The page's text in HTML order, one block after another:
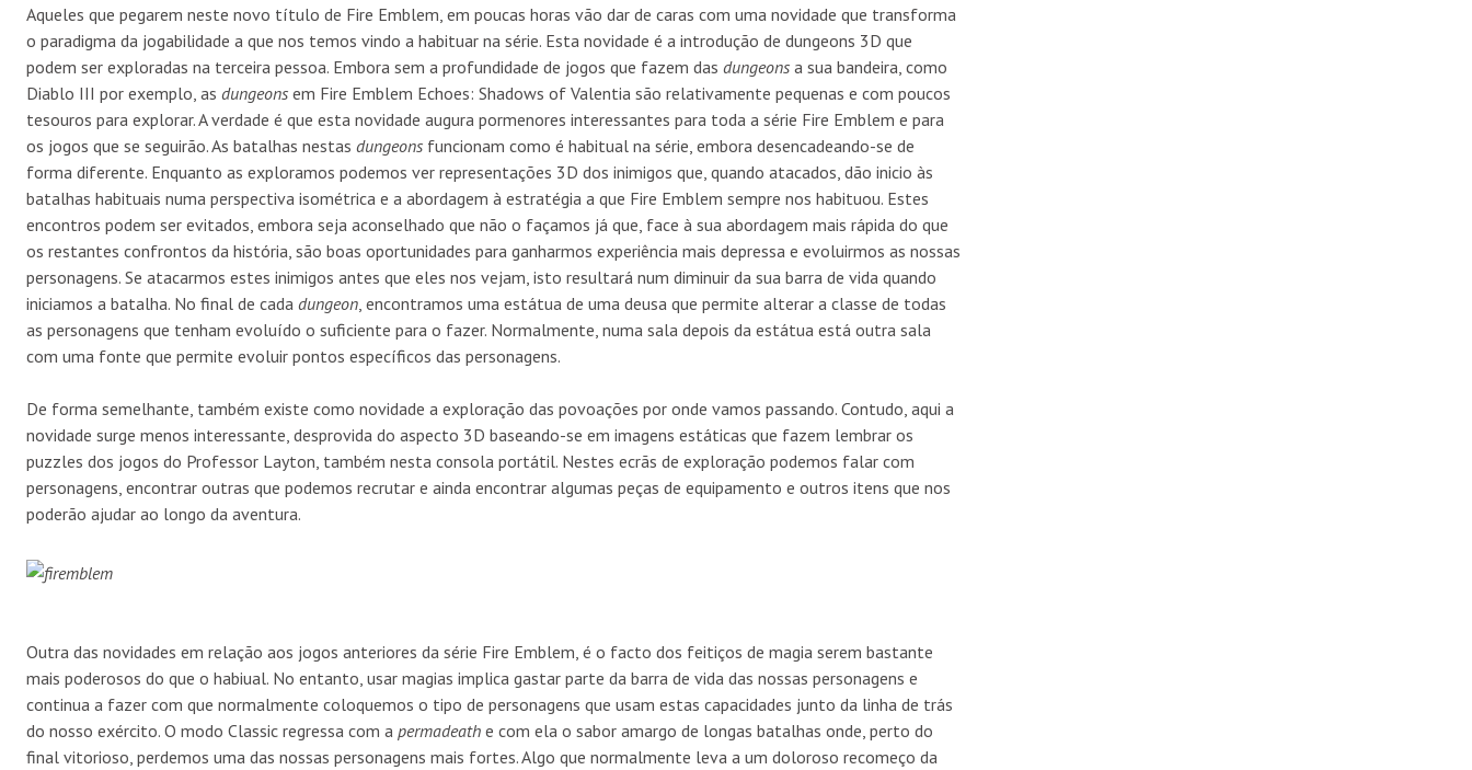
Aqueles que pegarem neste novo título de Fire Emblem, em poucas horas vão dar de caras com uma novidade que transforma
o paradigma da jogabilidade a que nos temos vindo a habituar na série. Esta novidade é a introdução de dungeons 3D que
podem ser exploradas na terceira pessoa. Embora sem a profundidade de jogos que fazem das dungeons a sua bandeira, como
Diablo III por exemplo, as dungeons em Fire Emblem Echoes: Shadows of Valentia são relativamente pequenas e com poucos
tesouros para explorar. A verdade é que esta novidade augura pormenores interessantes para toda a série Fire Emblem e para
os jogos que se seguirão. As batalhas nestas dungeons funcionam como é habitual na série, embora desencadeando-se de
forma diferente. Enquanto as exploramos podemos ver representações 3D dos inimigos que, quando atacados, dão inicio às
batalhas habituais numa perspectiva isométrica e a abordagem à estratégia a que Fire Emblem sempre nos habituou. Estes
encontros podem ser evitados, embora seja aconselhado que não o façamos já que, face à sua abordagem mais rápida do que
os restantes confrontos da história, são boas oportunidades para ganharmos experiência mais depressa e evoluirmos as nossas
personagens. Se atacarmos estes inimigos antes que eles nos vejam, isto resultará num diminuir da sua barra de vida quando
iniciamos a batalha. No final de cada dungeon, encontramos uma estátua de uma deusa que permite alterar a classe de todas
as personagens que tenham evoluído o suficiente para o fazer. Normalmente, numa sala depois da estátua está outra sala
com uma fonte que permite evoluir pontos específicos das personagens.
De forma semelhante, também existe como novidade a exploração das povoações por onde vamos passando. Contudo, aqui a
novidade surge menos interessante, desprovida do aspecto 3D baseando-se em imagens estáticas que fazem lembrar os
puzzles dos jogos do Professor Layton, também nesta consola portátil. Nestes ecrãs de exploração podemos falar com
personagens, encontrar outras que podemos recrutar e ainda encontrar algumas peças de equipamento e outros itens que nos
poderão ajudar ao longo da aventura.
Outra das novidades em relação aos jogos anteriores da série Fire Emblem, é o facto dos feitiços de magia serem bastante
mais poderosos do que o habiual. No entanto, usar magias implica gastar parte da barra de vida das nossas personagens e
continua a fazer com que normalmente coloquemos o tipo de personagens que usam estas capacidades junto da linha de trás
do nosso exército. O modo Classic regressa com a permadeath e com ela o sabor amargo de longas batalhas onde, perto do
final vitorioso, perdemos uma das nossas personagens mais fortes. Algo que normalmente leva a um doloroso recomeço da